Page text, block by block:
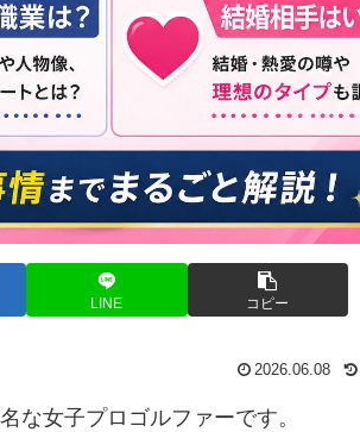
LINE コピー
2026.06.08
な女子プロゴルファーです。